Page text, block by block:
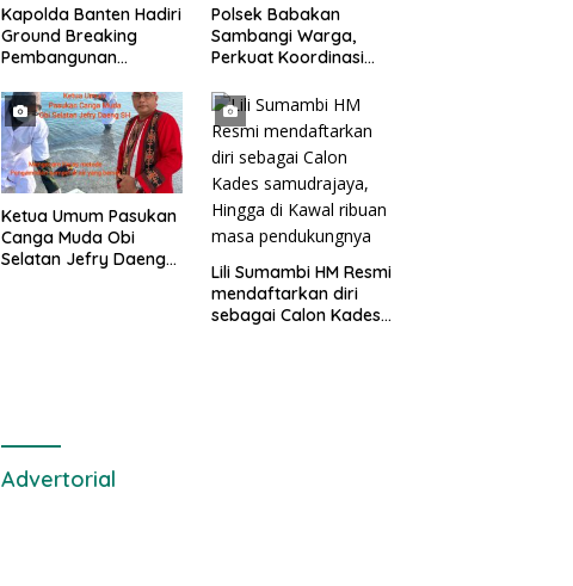
Kapolda Banten Hadiri
Ground Breaking
Pembangunan
di Ibu Kota Provinsi
Banten
Polsek Babakan
Sambangi Warga,
Perkuat Koordinasi
Gangguan Kamtibmas
Ketua Umum Pasukan
Canga Muda Obi
Selatan Jefry Daeng
Lili Sumambi HM Resmi
mendaftarkan diri
sebagai Calon Kades
Advertorial